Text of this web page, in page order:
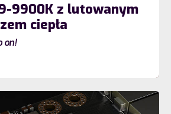
9900K z lutowanym
ciepła
on!